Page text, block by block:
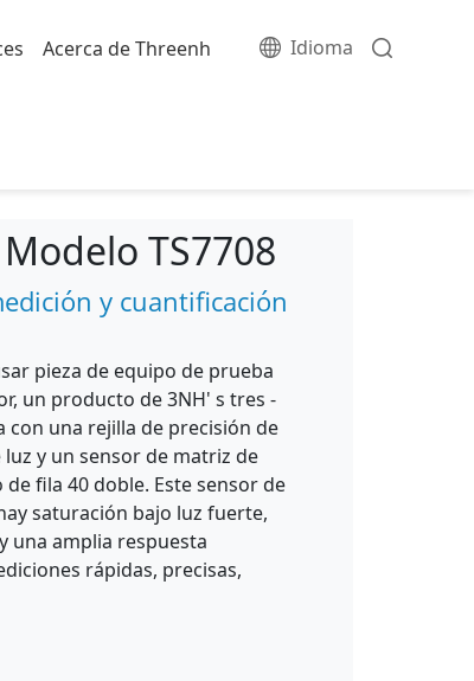
Idioma
Acerca de Threenh
TS7708
y cuantificación
pieza de equipo de prueba
un producto de 3NH' s tres -
con una rejilla de precisión de
y un sensor de matriz de
fila 40 doble. Este sensor de
saturación bajo luz fuerte,
una amplia respuesta
rápidas, precisas,